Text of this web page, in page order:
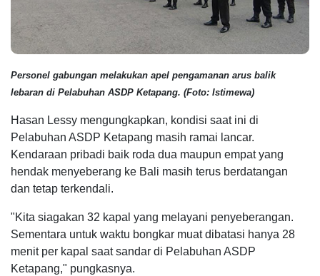
Personel gabungan melakukan apel pengamanan arus balik
lebaran di Pelabuhan ASDP Ketapang. (Foto: Istimewa)
Hasan Lessy mengungkapkan, kondisi saat ini di
Pelabuhan ASDP Ketapang masih ramai lancar.
Kendaraan pribadi baik roda dua maupun empat yang
hendak menyeberang ke Bali masih terus berdatangan
dan tetap terkendali.
"Kita siagakan 32 kapal yang melayani penyeberangan.
Sementara untuk waktu bongkar muat dibatasi hanya 28
menit per kapal saat sandar di Pelabuhan ASDP
Ketapang," pungkasnya.